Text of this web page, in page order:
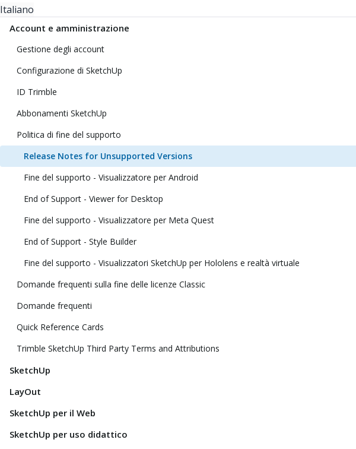
Italiano
Account e amministrazione
Gestione degli account
Configurazione di SketchUp
ID Trimble
Abbonamenti SketchUp
Politica di fine del supporto
Release Notes for Unsupported Versions
Fine del supporto - Visualizzatore per Android
End of Support - Viewer for Desktop
Fine del supporto - Visualizzatore per Meta Quest
End of Support - Style Builder
Fine del supporto - Visualizzatori SketchUp per Hololens e realtà virtuale
Domande frequenti sulla fine delle licenze Classic
Domande frequenti
Quick Reference Cards
Trimble SketchUp Third Party Terms and Attributions
SketchUp
LayOut
SketchUp per il Web
SketchUp per uso didattico